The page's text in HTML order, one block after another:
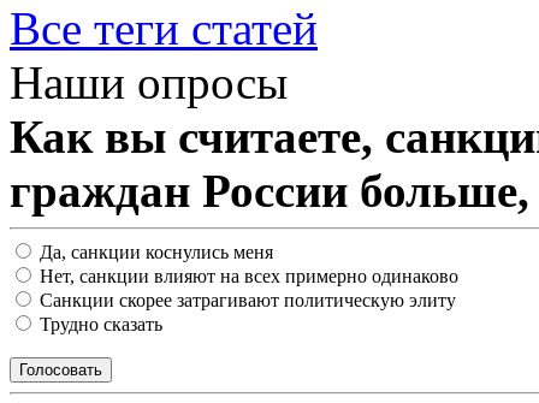
Все теги статей
Наши опросы
Как вы считаете,
граждан России
Да, санкции коснулись меня
Нет, санкции влияют на всех примерно одинаково
Санкции скорее затрагивают политическую элиту
Трудно сказать